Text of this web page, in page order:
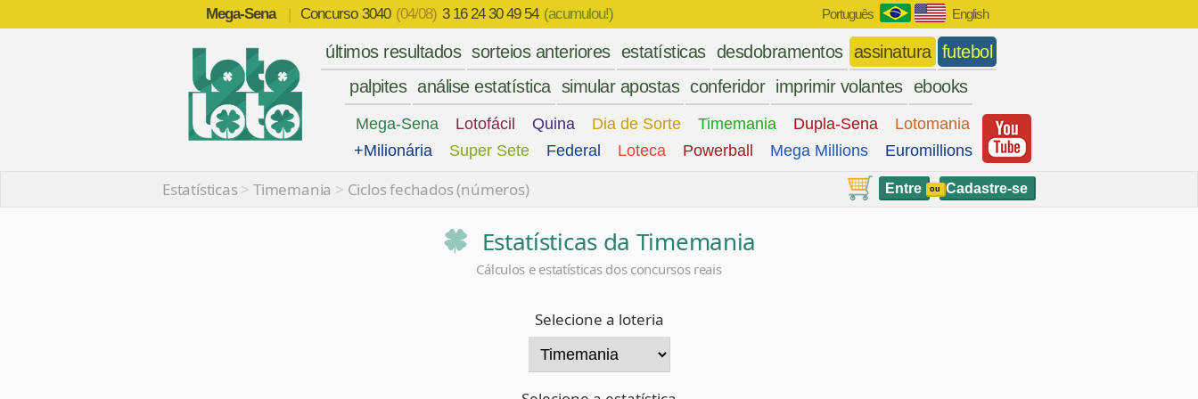
Mega-Sena | Concurso 3040 (04/08) 3 16 24 30 49 54 (acumulou!) Português English
últimos resultados sorteios anteriores estatísticas desdobramentos assinatura futebol
palpites análise estatística simular apostas conferidor imprimir volantes ebooks
Mega-Sena Lotofácil Quina Dia de Sorte Timemania Dupla-Sena
Lotomania
+Milionária
Super Sete Federal Loteca Powerball Mega Millions Euromillions
Entre ou Cadastre-se
Estatísticas>Timemania > Ciclos fechados (números)
Estatísticas da Timemania
Cálculos e estatísticas dos concursos reais
Selecione a loteria